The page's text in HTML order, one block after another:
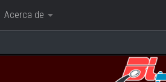
Acerca de